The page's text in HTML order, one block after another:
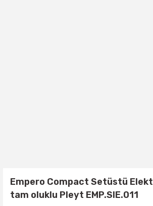
Empero Compact Setüstü
tam oluklu Pleyt EMP.SIE.011